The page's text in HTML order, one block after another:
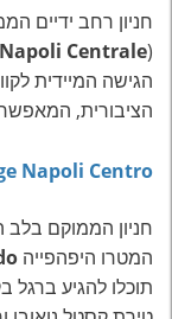
חניון רחב ידיים
(
Napoli Centrale
הציבורית,
Napoli Centro
חניון הממוקם
המטרו היפהפייה